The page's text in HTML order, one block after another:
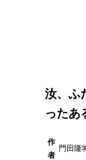
汝、ふ
ったあ
作
者
門田隆